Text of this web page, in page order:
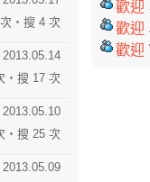
‧搜 4 次
2013.05.14
‧搜 17 次
2013.05.10
‧搜 25 次
2013.05.09
歡迎
歡迎
歡迎